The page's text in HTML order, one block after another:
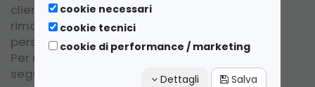
cliente in qualsiasi momento, di richiedere la
rimozione dal proprio database dei dati
personali.
Per richiedere la cancellazione dei propri dati
seguire la modalità :
cookie necessari
cookie tecnici
cookie di performance / marketing
Dettagli
Salva